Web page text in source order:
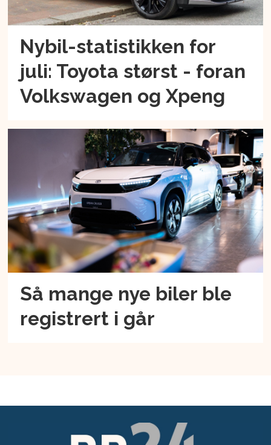
Nybil-statistikken for
juli: Toyota størst - foran
Volkswagen og Xpeng
Så mange nye biler ble
registrert i går